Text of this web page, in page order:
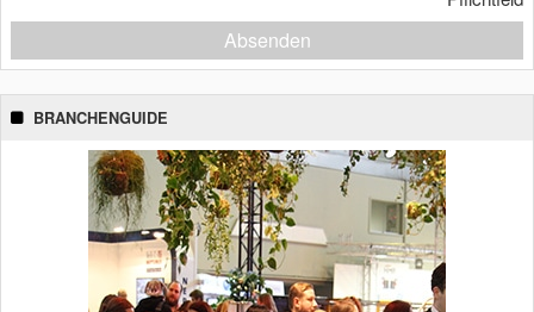
Absenden
BRANCHENGUIDE